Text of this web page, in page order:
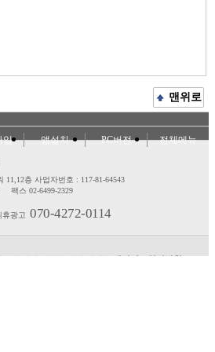
맨위로
입 앱설치 PC버전 전체메뉴
11,12층 사업자번호 : 117-81-64543
팩스 02-6499-2329
휴광고 070-4272-0114